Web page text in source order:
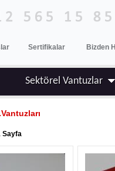
Sertifikalar Bizden
Sektörel Vantuzlar
Sayfa